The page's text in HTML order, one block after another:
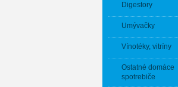
Digestory
Umývačky
Vínotéky, vitríny
Ostatné domáce
spotrebiče